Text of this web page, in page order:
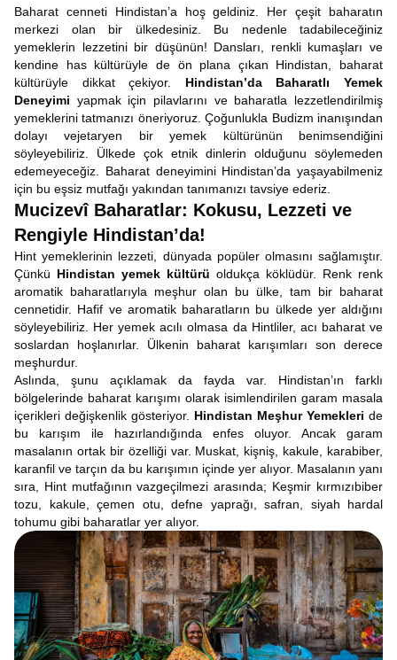
Baharat cenneti Hindistan’a hoş geldiniz. Her çeşit baharatın
merkezi olan bir ülkedesiniz. Bu nedenle tadabileceğiniz
yemeklerin lezzetini bir düşünün! Dansları, renkli kumaşları ve
kendine has kültürüyle de ön plana çıkan Hindistan, baharat
kültürüyle dikkat çekiyor. Hindistan’da Baharatlı Yemek
Deneyimi yapmak için pilavlarını ve baharatla lezzetlendirilmiş
yemeklerini tatmanızı öneriyoruz. Çoğunlukla Budizm inanışından
dolayı vejetaryen bir yemek kültürünün benimsendiğini
söyleyebiliriz. Ülkede çok etnik dinlerin olduğunu söylemeden
edemeyeceğiz. Baharat deneyimini Hindistan’da yaşayabilmeniz
için bu eşsiz mutfağı yakından tanımanızı tavsiye ederiz.
Mucizevî Baharatlar: Kokusu, Lezzeti ve
Rengiyle Hindistan’da!
Hint yemeklerinin lezzeti, dünyada popüler olmasını sağlamıştır.
Çünkü Hindistan yemek kültürü oldukça köklüdür. Renk renk
aromatik baharatlarıyla meşhur olan bu ülke, tam bir baharat
cennetidir. Hafif ve aromatik baharatların bu ülkede yer aldığını
söyleyebiliriz. Her yemek acılı olmasa da Hintliler, acı baharat ve
soslardan hoşlanırlar. Ülkenin baharat karışımları son derece
meşhurdur.
Aslında, şunu açıklamak da fayda var. Hindistan’ın farklı
bölgelerinde baharat karışımı olarak isimlendirilen garam masala
içerikleri değişkenlik gösteriyor. Hindistan Meşhur Yemekleri de
bu karışım ile hazırlandığında enfes oluyor. Ancak garam
masalanın ortak bir özelliği var. Muskat, kişniş, kakule, karabiber,
karanfil ve tarçın da bu karışımın içinde yer alıyor. Masalanın yanı
sıra, Hint mutfağının vazgeçilmezi arasında; Keşmir kırmızıbiber
tozu, kakule, çemen otu, defne yaprağı, safran, siyah hardal
tohumu gibi baharatlar yer alıyor.